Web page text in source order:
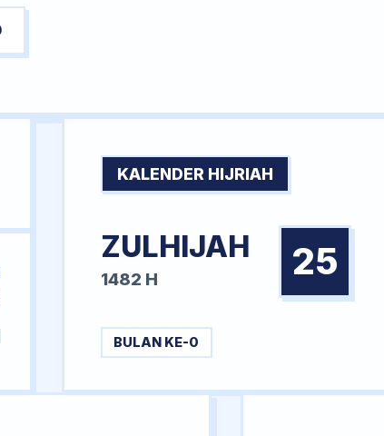
KALENDER HIJRIAH
ZULHIJAH
1482 H 25
BULAN KE-0